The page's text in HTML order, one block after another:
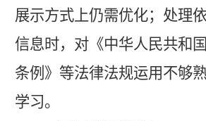
展示方式上仍需优化；处理
信息时，对《中华人民共和
条例》等法律法规运用不够
学习。